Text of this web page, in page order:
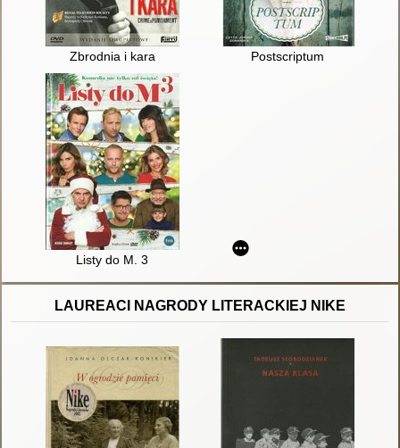
Zbrodnia i kara Postscriptum
Listy do M. 3
LAUREACI NAGRODY LITERACKIEJ NIKE